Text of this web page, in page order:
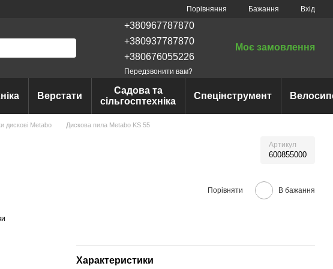
Порівняння Бажання Вхід
+380967787870
+380937787870
+380676055226
Передзвонити вам?
Моє замовлення
Верстати
Садова та
сільгосптехніка
Спецінструмент
дискові Metabo Дискова пила Metabo KS 55
Артикул
600855000
Порівняти В бажання
Характеристики